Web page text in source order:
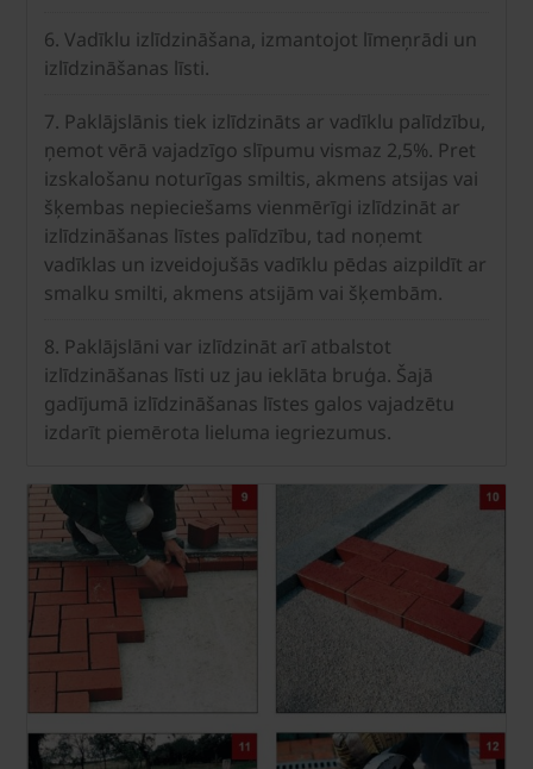
6. Vadīklu izlīdzināšana, izmantojot līmeņrādi un
izlīdzināšanas līsti.
7. Paklājslānis tiek izlīdzināts ar vadīklu palīdzību,
ņemot vērā vajadzīgo slīpumu vismaz 2,5%. Pret
izskalošanu noturīgas smiltis, akmens atsijas vai
šķembas nepieciešams vienmērīgi izlīdzināt ar
izlīdzināšanas līstes palīdzību, tad noņemt
vadīklas un izveidojušās vadīklu pēdas aizpildīt ar
smalku smilti, akmens atsijām vai šķembām.
8. Paklājslāni var izlīdzināt arī atbalstot
izlīdzināšanas līsti uz jau ieklāta bruģa. Šajā
gadījumā izlīdzināšanas līstes galos vajadzētu
izdarīt piemērota lieluma iegriezumus.